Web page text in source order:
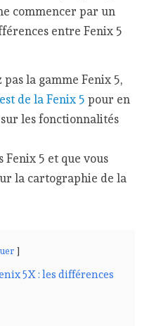
commencer par un
entre Fenix 5
pas la gamme Fenix 5,
de la Fenix 5 pour en
les fonctionnalités
Fenix 5 et que vous
la cartographie de la
5X : les différences